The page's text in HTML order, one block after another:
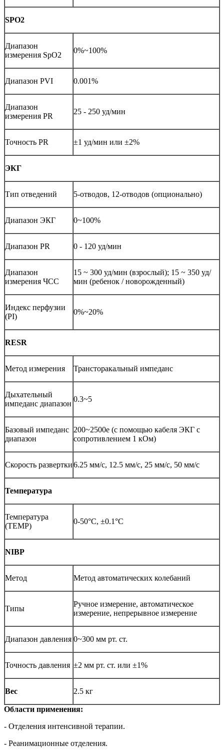
SPO2
Диапазон
измерения SpO2
0%~100%
Диапазон PVI 0.001%
Диапазон
измерения PR
25 - 250 уд/мин
Точность PR ±1 уд/мин или ±2%
ЭКГ
Тип отведений 5-отводов, 12-отводов (опционально)
Диапазон ЭКГ 0~100%
Диапазон PR 0 - 120 уд/мин
Диапазон
измерения ЧСС
15 ~ 300 уд/мин (взрослый); 15 ~ 350 уд/
мин (ребенок / новорожденный)
Индекс перфузии
(PI)
0%~20%
RESR
Метод измерения Трансторакальный импеданс
Дыхательный
импеданс диапазон
0.3~5
Базовый импеданс
диапазон
200~2500e (с помощью кабеля ЭКГ с
сопротивлением 1 кОм)
Скорость развертки6.25 мм/с, 12.5 мм/с, 25 мм/с, 50 мм/с
Температура
Температура
(TEMP)
0-50°C, ±0.1°C
NIBP
Метод Метод автоматических колебаний
Типы
Ручное измерение, автоматическое
измерение, непрерывное измерение
Диапазон давления 0~300 мм рт. ст.
Точность давления ±2 мм рт. ст. или ±1%
Вес 2.5 кг
Области применения:
- Отделения интенсивной терапии.
- Реанимационные отделения.